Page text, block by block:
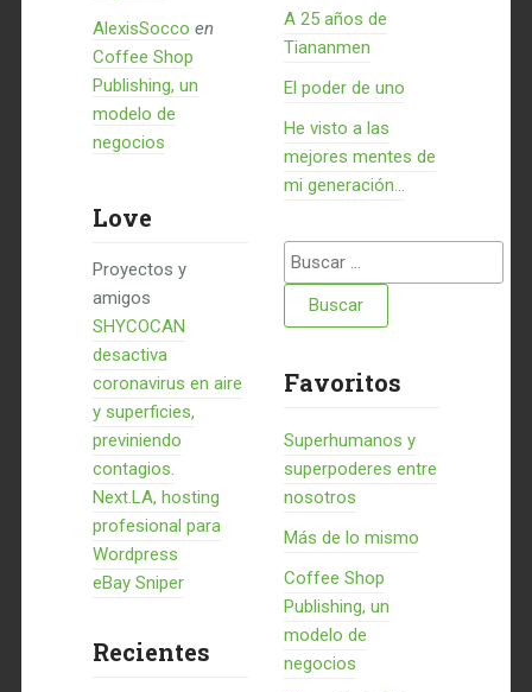
AlexisSocco en
Coffee Shop
Publishing, un
modelo de
negocios
Love
Proyectos y
amigos
SHYCOCAN
desactiva
coronavirus en aire
y superficies,
previniendo
contagios.
Next.LA, hosting
profesional para
Wordpress
eBay Sniper
Recientes
A 25 años de
Tiananmen
El poder de uno
He visto a las
mejores mentes de
mi generación…
Buscar:
Favoritos
Superhumanos y
superpoderes entre
nosotros
Más de lo mismo
Coffee Shop
Publishing, un
modelo de
negocios